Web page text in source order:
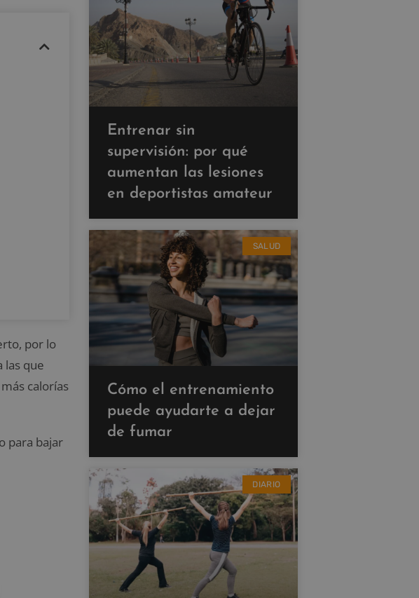
por lo
las que
calorías
para bajar
Entrenar sin
supervisión: por qué
aumentan las lesiones
en deportistas amateur
SALUD
Cómo el entrenamiento
puede ayudarte a dejar
de fumar
DIARIO